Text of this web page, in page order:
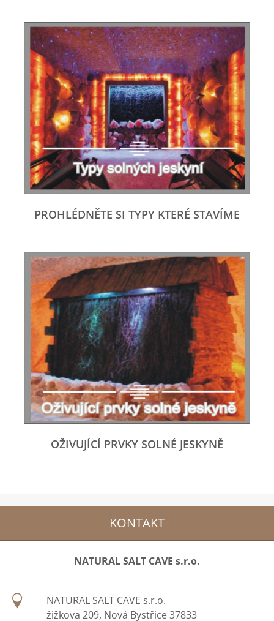
PROHLÉDNĚTE SI TYPY KTERÉ STAVÍME
OŽIVUJÍCÍ PRVKY SOLNÉ JESKYNĚ
KONTAKT
NATURAL SALT CAVE s.r.o.
NATURAL SALT CAVE s.r.o.
žižkova 209, Nová Bystřice 37833